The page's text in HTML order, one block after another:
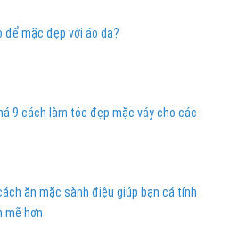
để mặc đẹp với áo da?
9 cách làm tóc đẹp mặc váy cho các
ăn mặc sành điệu giúp bạn cá tính
mẽ hơn